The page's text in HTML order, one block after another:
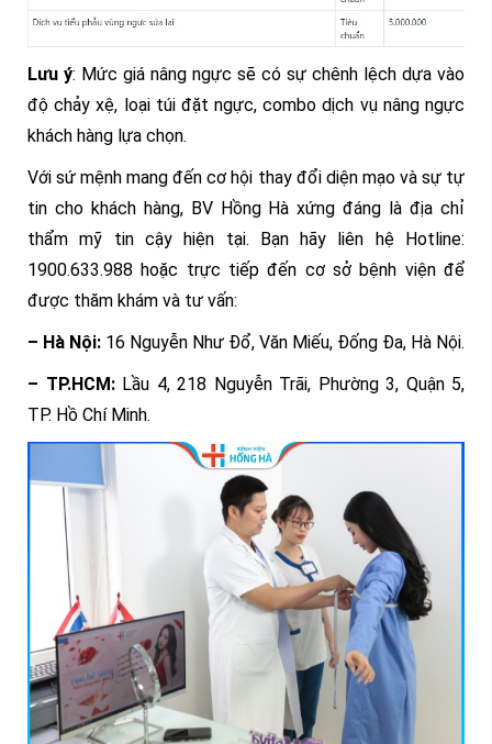
Lưu ý: Mức giá nâng ngực sẽ có sự chênh lệch dựa vào
độ chảy xệ, loại túi đặt ngực, combo dịch vụ nâng ngực
khách hàng lựa chọn.
Với sứ mệnh mang đến cơ hội thay đổi diện mạo và sự tự
tin cho khách hàng, BV Hồng Hà xứng đáng là địa chỉ
thẩm mỹ tin cậy hiện tại. Bạn hãy liên hệ Hotline:
1900.633.988 hoặc trực tiếp đến cơ sở bệnh viện để
được thăm khám và tư vấn:
– Hà Nội: 16 Nguyễn Như Đổ, Văn Miếu, Đống Đa, Hà Nội.
– TP.HCM:Lầu 4, 218 Nguyễn Trãi, Phường 3, Quận 5,
TP. Hồ Chí Minh.